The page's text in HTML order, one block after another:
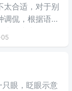
太合适，对于别
调侃，根据语境
眼，眨眼示意